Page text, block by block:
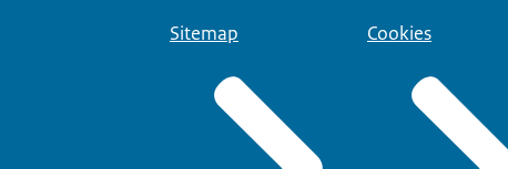
Sitemap Cookies